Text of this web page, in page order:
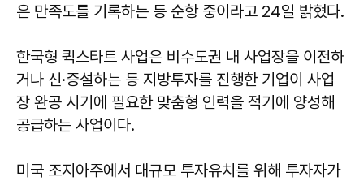
은 만족도를 기록하는 등 순항 중이라고 24일 밝혔다.
한국형 퀵스타트 사업은 비수도권 내 사업장을 이전하
거나 신·증설하는 등 지방투자를 진행한 기업이 사업
장 완공 시기에 필요한 맞춤형 인력을 적기에 양성해
공급하는 사업이다.
미국 조지아주에서 대규모 투자유치를 위해 투자자가